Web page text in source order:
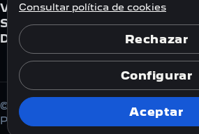
Viernes
08:00 - 18:30
Sábado
Cerrado
Domingo
Cerrado
© 2026 Automóviles Vencor S.A.
Privacidad
Configurar cookies
Consultar política de cookies
Rechazar
Configurar
Aceptar